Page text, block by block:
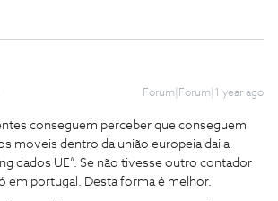
Forum|Forum|1 year ago
conseguem perceber que conseguem
moveis dentro da união europeia dai a
dados UE”. Se não tivesse outro contador
em portugal. Desta forma é melhor.